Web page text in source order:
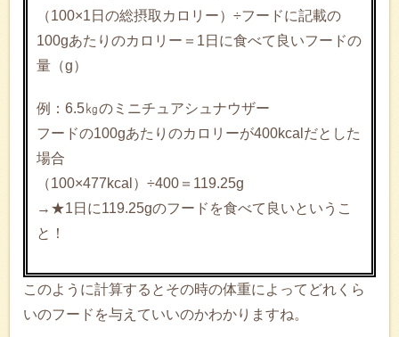
（100×1日の総摂取カロリー）÷フードに記載の
100gあたりのカロリー＝1日に食べて良いフードの
量（g）
例：6.5㎏のミニチュアシュナウザー
フードの100gあたりのカロリーが400kcalだとした
場合
（100×477kcal）÷400＝119.25g
→★1日に119.25gのフードを食べて良いというこ
と！
このように計算するとその時の体重によってどれくら
いのフードを与えていいのかわかりますね。